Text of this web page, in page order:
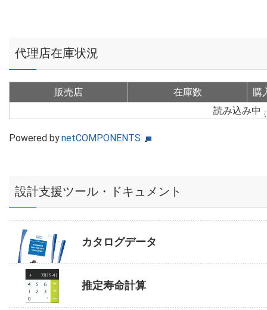
代理店在庫状況
販売店 在庫数
購
読み込み中
Powered bynetCOMPONENTS
設計支援ツール・ドキュメント
カタログデータ
推定寿命計算